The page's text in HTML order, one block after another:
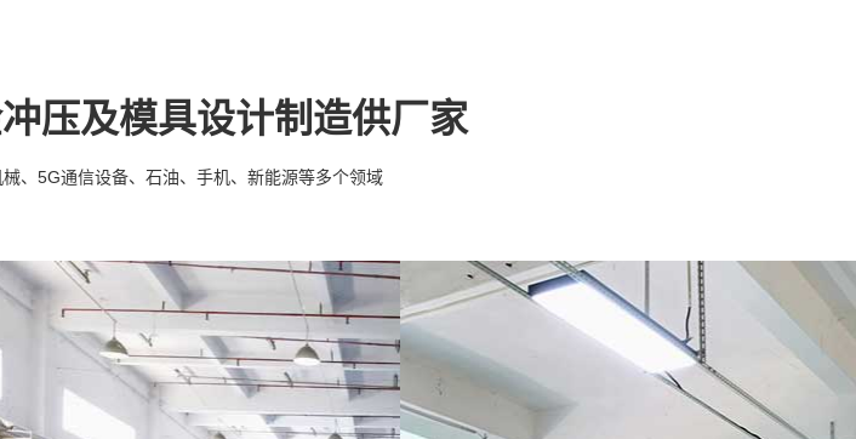
压及模具设计制造供厂家
、5G通信设备、石油、手机、新能源等多个领域